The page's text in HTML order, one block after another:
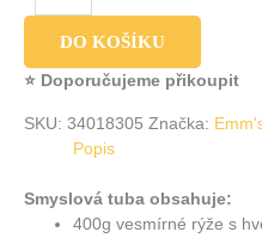
DO KOŠÍKU
⭐ Doporučujeme přikoupit
SKU: 34018305 Značka:
Popis
Smyslová tuba obsahuje:
400g vesmírné rýže s